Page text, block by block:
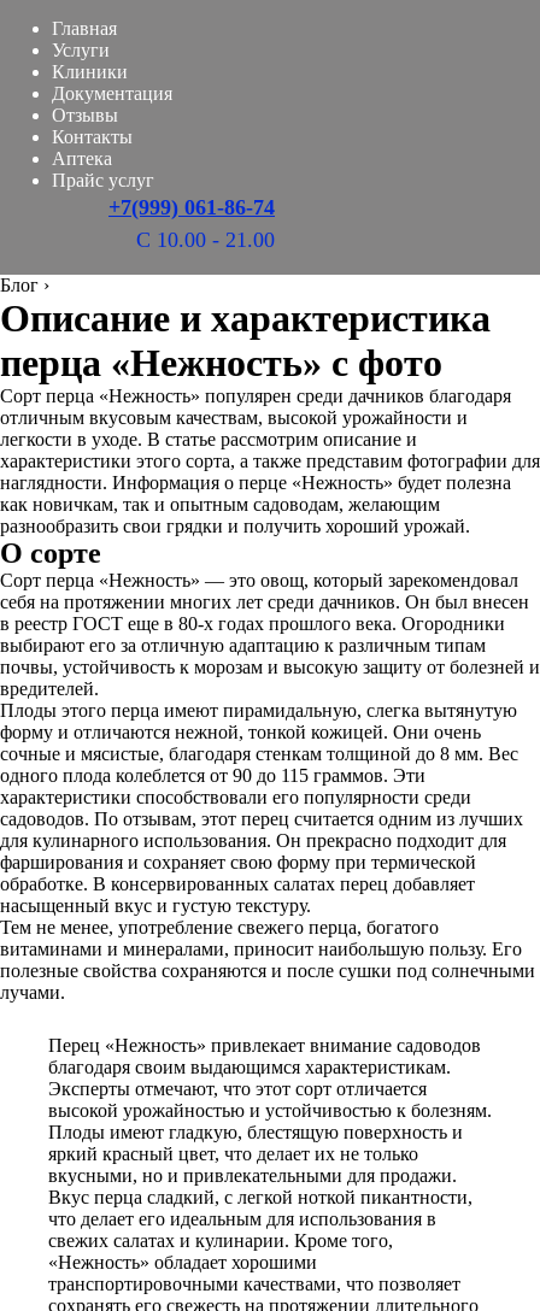
Главная
Услуги
Клиники
Документация
Отзывы
Контакты
Аптека
Прайс услуг
+7(999) 061-86-74
С 10.00 - 21.00
Блог ›
Описание и характеристика
перца «Нежность» с фото
Сорт перца «Нежность» популярен среди дачников благодаря
отличным вкусовым качествам, высокой урожайности и
легкости в уходе. В статье рассмотрим описание и
характеристики этого сорта, а также представим фотографии для
наглядности. Информация о перце «Нежность» будет полезна
как новичкам, так и опытным садоводам, желающим
разнообразить свои грядки и получить хороший урожай.
О сорте
Сорт перца «Нежность» — это овощ, который зарекомендовал
себя на протяжении многих лет среди дачников. Он был внесен
в реестр ГОСТ еще в 80-х годах прошлого века. Огородники
выбирают его за отличную адаптацию к различным типам
почвы, устойчивость к морозам и высокую защиту от болезней и
вредителей.
Плоды этого перца имеют пирамидальную, слегка вытянутую
форму и отличаются нежной, тонкой кожицей. Они очень
сочные и мясистые, благодаря стенкам толщиной до 8 мм. Вес
одного плода колеблется от 90 до 115 граммов. Эти
характеристики способствовали его популярности среди
садоводов. По отзывам, этот перец считается одним из лучших
для кулинарного использования. Он прекрасно подходит для
фарширования и сохраняет свою форму при термической
обработке. В консервированных салатах перец добавляет
насыщенный вкус и густую текстуру.
Тем не менее, употребление свежего перца, богатого
витаминами и минералами, приносит наибольшую пользу. Его
полезные свойства сохраняются и после сушки под солнечными
лучами.
Перец «Нежность» привлекает внимание садоводов
благодаря своим выдающимся характеристикам.
Эксперты отмечают, что этот сорт отличается
высокой урожайностью и устойчивостью к болезням.
Плоды имеют гладкую, блестящую поверхность и
яркий красный цвет, что делает их не только
вкусными, но и привлекательными для продажи.
Вкус перца сладкий, с легкой ноткой пикантности,
что делает его идеальным для использования в
свежих салатах и кулинарии. Кроме того,
«Нежность» обладает хорошими
транспортировочными качествами, что позволяет
сохранять его свежесть на протяжении длительного